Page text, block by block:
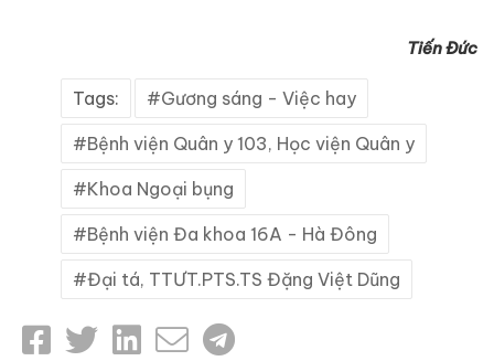
Tiến Đức
Tags: Gương sáng - Việc hay
Bệnh viện Quân y 103, Học viện Quân y
Khoa Ngoại bụng
Bệnh viện Đa khoa 16A - Hà Đông
Đại tá, TTƯT.PTS.TS Đặng Việt Dũng